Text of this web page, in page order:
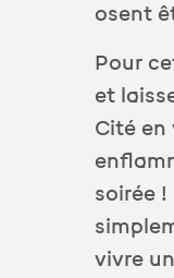
osent
Pour
et
Cité
soirée
vivre